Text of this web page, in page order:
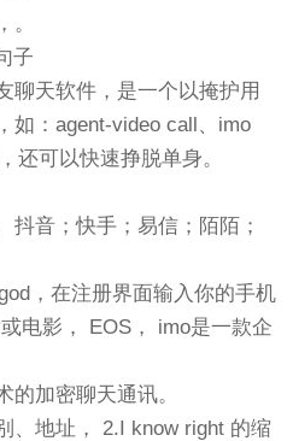
。
聊天软件，是一个以掩护用
如：agent-video call、imo
还可以快速挣脱单身。
抖音；快手；易信；陌陌；
，在注册界面输入你的手机
电影， EOS， imo是一款企
的加密聊天通讯。
、地址， 2.I know right 的缩